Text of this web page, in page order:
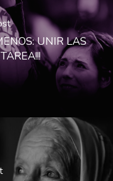
UNIR LAS